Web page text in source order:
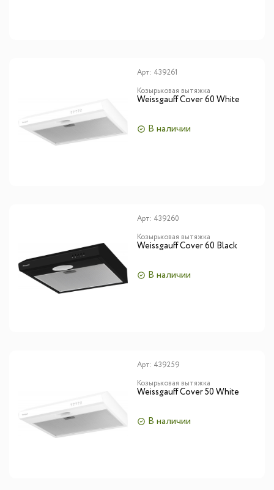
Арт: 439261
Козырьковая вытяжка
Weissgauff Cover 60 White
В наличии
Арт: 439260
Козырьковая вытяжка
Weissgauff Cover 60 Black
В наличии
Арт: 439259
Козырьковая вытяжка
Weissgauff Cover 50 White
В наличии